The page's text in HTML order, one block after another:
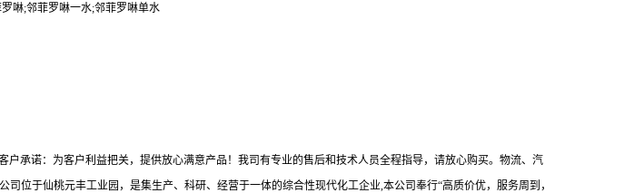
啉;邻菲罗啉一水;邻菲罗啉单水
承诺：为客户利益把关，提供放心满意产品！我司有专业的售后和技术人员全程指导，请放心购买。物流、汽
位于仙桃元丰工业园，是集生产、科研、经营于一体的综合性现代化工企业,本公司奉行“高质价优，服务周到，